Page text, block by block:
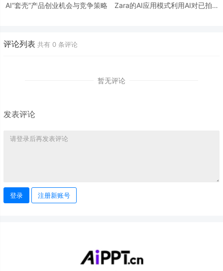
AI“套壳”产品创业机会与竞争策略
Zara的AI应用模式利用AI对已拍摄
评论列表 共有 0 条评论
暂无评论
发表评论
登录 注册新账号